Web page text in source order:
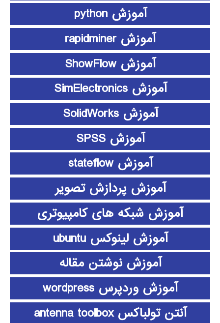
آموزش python
آموزش rapidminer
آموزش ShowFlow
آموزش SimElectronics
آموزش SolidWorks
آموزش SPSS
آموزش stateflow
آموزش پردازش تصویر
آموزش شبکه های کامپیوتری
آموزش لینوکس ubuntu
آموزش نوشتن مقاله
آموزش وردپرس wordpress
آنتن تولباکس antenna toolbox